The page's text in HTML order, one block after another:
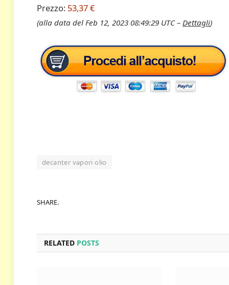
Prezzo: 53,37 €
(alla data del Feb 12, 2023 08:49:29 UTC – Dettagli)
decanter vapori olio
SHARE.
RELATED POSTS